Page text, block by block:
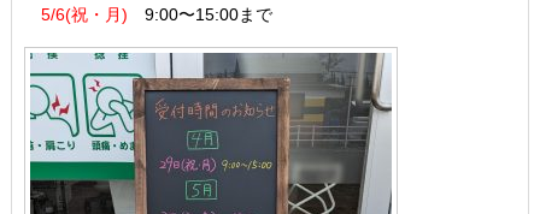
5/6(祝・月) 9:00〜15:00まで